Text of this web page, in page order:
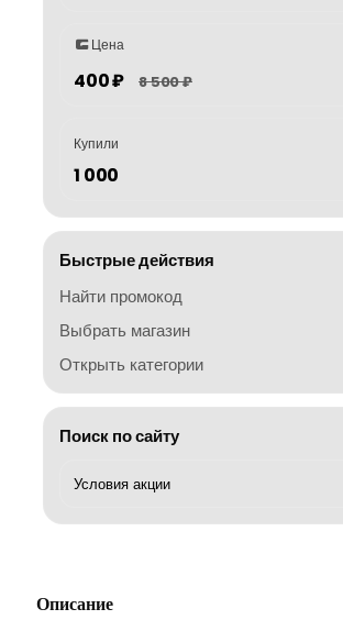
Цена
400 ₽ 8 500 ₽
Купили
1 000
Быстрые действия
Найти промокод
Выбрать магазин
Открыть категории
Поиск по сайту
Описание